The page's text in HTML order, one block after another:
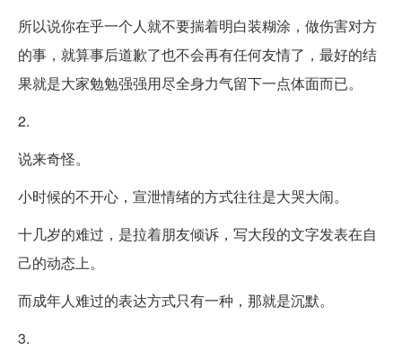
所以说你在乎一个人就不要揣着明白装糊涂，做伤害对方
的事，就算事后道歉了也不会再有任何友情了，最好的结
果就是大家勉勉强强用尽全身力气留下一点体面而已。
2.
说来奇怪。
小时候的不开心，宣泄情绪的方式往往是大哭大闹。
十几岁的难过，是拉着朋友倾诉，写大段的文字发表在自
己的动态上。
而成年人难过的表达方式只有一种，那就是沉默。
3.